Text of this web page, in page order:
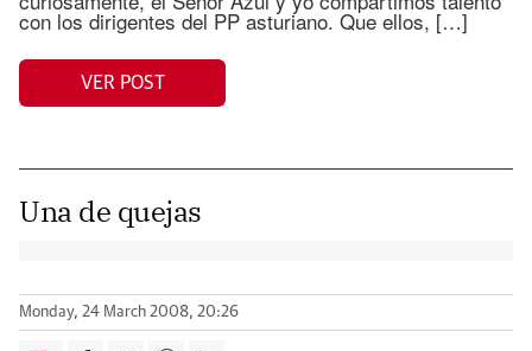
con los dirigentes del PP asturiano. Que ellos, […]
VER POST
Una de quejas
Monday, 24 March 2008, 20:26